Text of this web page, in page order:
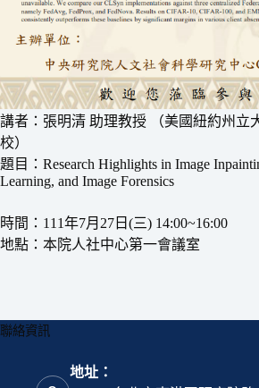
講者：張明清 助理教授 （美國紐約州立
校）
題目：Research Highlights in Image
Learning, and Image Forensics
時間：111年7月27日(三) 14:00~16:00
地點：本院人社中心第一會議室
聯絡資訊
地址：